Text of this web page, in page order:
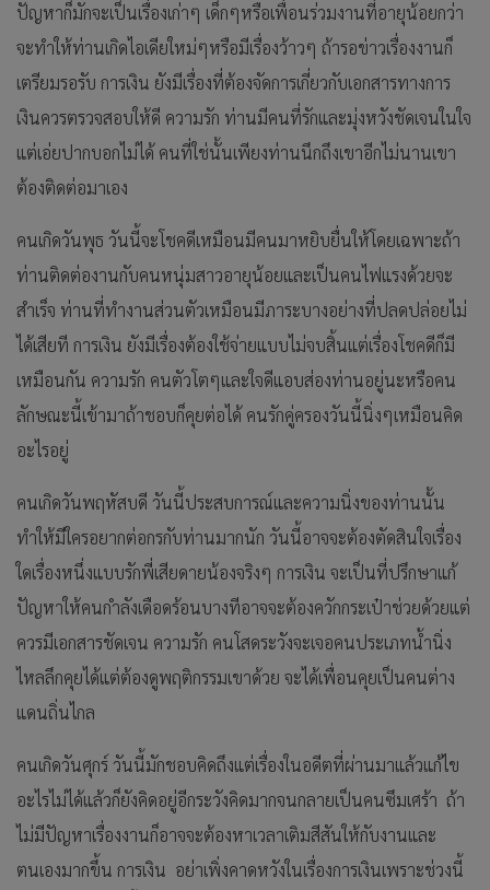
ปัญหาก็มักจะเป็นเรื่องเก่าๆ เด็กๆหรือเพื่อนร่วมงานที่อายุน้อยกว่า
จะทำให้ท่านเกิดไอเดียใหม่ๆหรือมีเรื่องว้าวๆ ถ้ารอข่าวเรื่องงานก็
เตรียมรอรับ การเงิน ยังมีเรื่องที่ต้องจัดการเกี่ยวกับเอกสารทางการ
เงินควรตรวจสอบให้ดี ความรัก ท่านมีคนที่รักและมุ่งหวังชัดเจนในใจ
แต่เอ่ยปากบอกไม่ได้ คนที่ใช่นั้นเพียงท่านนึกถึงเขาอีกไม่นานเขา
ต้องติดต่อมาเอง
คนเกิดวันพุธ วันนี้จะโชคดีเหมือนมีคนมาหยิบยื่นให้โดยเฉพาะถ้า
ท่านติดต่องานกับคนหนุ่มสาวอายุน้อยและเป็นคนไฟแรงด้วยจะ
สำเร็จ ท่านที่ทำงานส่วนตัวเหมือนมีภาระบางอย่างที่ปลดปล่อยไม่
ได้เสียที การเงิน ยังมีเรื่องต้องใช้จ่ายแบบไม่จบสิ้นแต่เรื่องโชคดีก็มี
เหมือนกัน ความรัก คนตัวโตๆและใจดีแอบส่องท่านอยู่นะหรือคน
ลักษณะนี้เข้ามาถ้าชอบก็คุยต่อได้ คนรักคู่ครองวันนี้นิ่งๆเหมือนคิด
อะไรอยู่
คนเกิดวันพฤหัสบดี วันนี้ประสบการณ์และความนิ่งของท่านนั้น
ทำให้มีใครอยากต่อกรกับท่านมากนัก วันนี้อาจจะต้องตัดสินใจเรื่อง
ใดเรื่องหนึ่งแบบรักพี่เสียดายน้องจริงๆ การเงิน จะเป็นที่ปรึกษาแก้
ปัญหาให้คนกำลังเดือดร้อนบางทีอาจจะต้องควักกระเป๋าช่วยด้วยแต่
ควรมีเอกสารชัดเจน ความรัก คนโสดระวังจะเจอคนประเภทน้ำนิ่ง
ไหลลึกคุยได้แต่ต้องดูพฤติกรรมเขาด้วย จะได้เพื่อนคุยเป็นคนต่าง
แดนถิ่นไกล
คนเกิดวันศุกร์ วันนี้มักชอบคิดถึงแต่เรื่องในอดีตที่ผ่านมาแล้วแก้ไข
อะไรไม่ได้แล้วก็ยังคิดอยู่อีกระวังคิดมากจนกลายเป็นคนซึมเศร้า ถ้า
ไม่มีปัญหาเรื่องงานก็อาจจะต้องหาเวลาเติมสีสันให้กับงานและ
ตนเองมากขึ้น การเงิน อย่าเพิ่งคาดหวังในเรื่องการเงินเพราะช่วงนี้